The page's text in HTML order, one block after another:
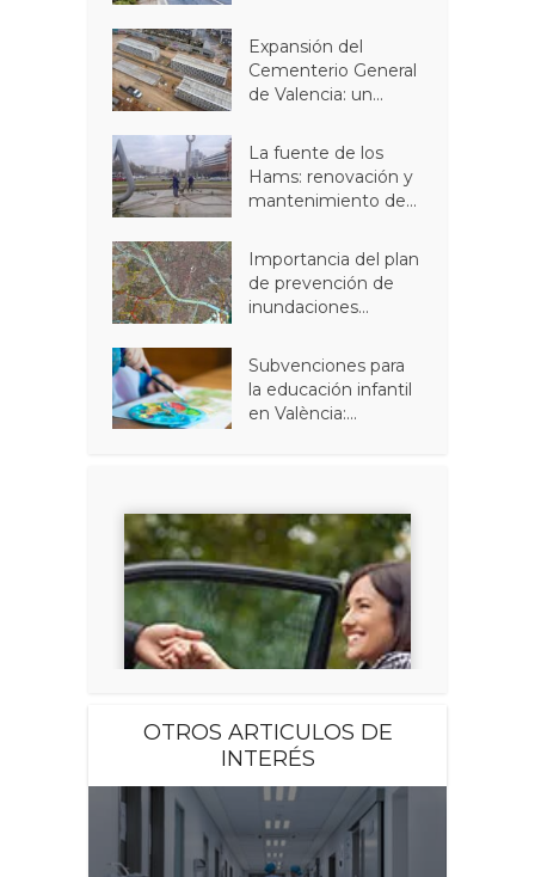
Expansión del
Cementerio General
de Valencia: un...
La fuente de los
Hams: renovación y
mantenimiento de...
Importancia del plan
de prevención de
inundaciones...
Subvenciones para
la educación infantil
en València:...
OTROS ARTICULOS DE
INTERÉS